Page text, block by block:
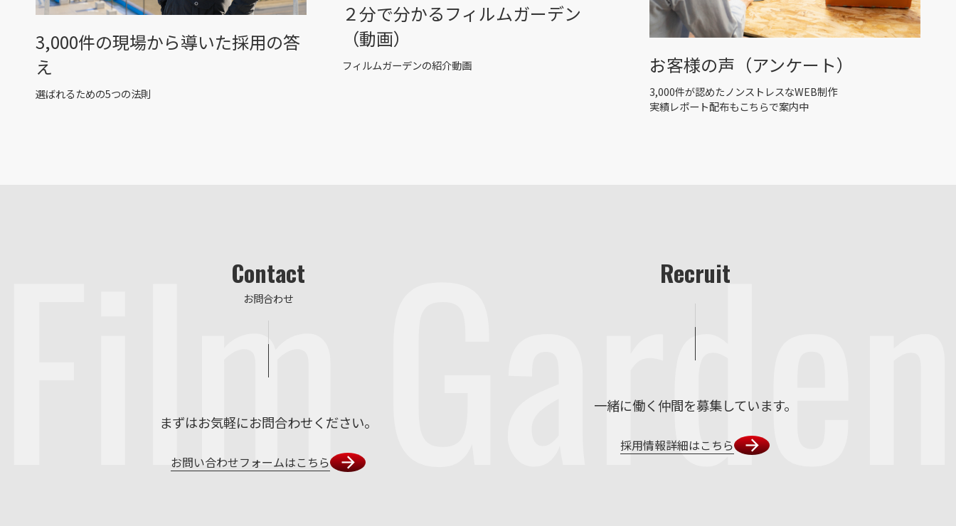
3,000件の現場から導いた採用の答
え
選ばれるための5つの法則
２分で分かるフィルムガーデン
（動画）
フィルムガーデンの紹介動画 お客様の声（アンケート）
3,000件が認めたノンストレスなWEB制作
実績レポート配布もこちらで案内中
Film Garden
Contact
お問合わせ
まずはお気軽にお問合わせください。
お問い合わせフォームはこちら
Recruit
一緒に働く仲間を募集しています。
採用情報詳細はこちら